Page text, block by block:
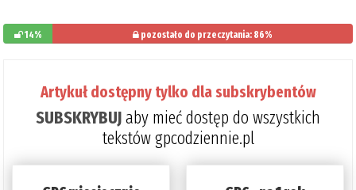
14% pozostało do przeczytania: 86%
Artykuł dostępny tylko dla subskrybentów
SUBSKRYBUJaby mieć dostęp do wszystkich
tekstów gpcodziennie.pl